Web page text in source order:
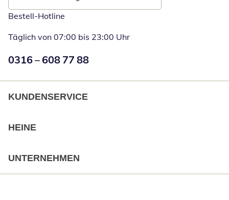
Bestell-Hotline
Täglich von 07:00 bis 23:00 Uhr
Numéro de téléphone:
0316 – 608 77 88
KUNDENSERVICE
HEINE
UNTERNEHMEN